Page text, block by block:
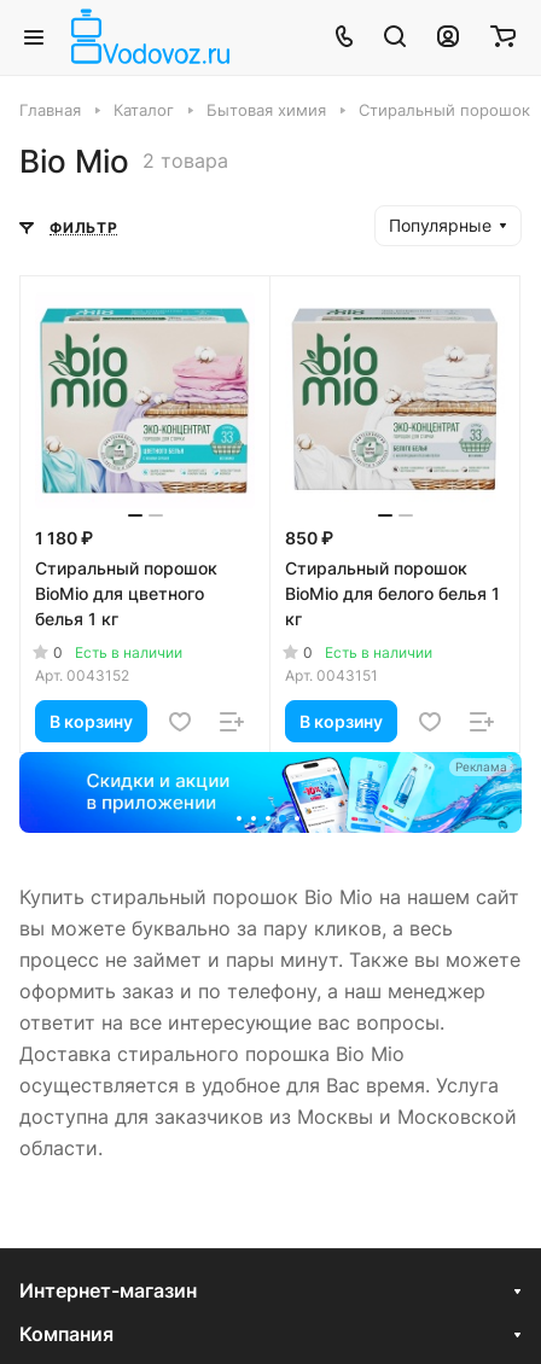
Главная Каталог Бытовая химия Стиральный порошок
Bio Mio 2 товара
ФИЛЬТР Популярные
1 180 ₽
Стиральный порошок
BioMio для цветного
белья 1 кг
0
Есть в наличии
Арт. 0043152
В корзину
Реклама
850 ₽
Стиральный порошок
BioMio для белого белья 1
кг
0
Есть в наличии
Арт. 0043151
В корзину
Купить стиральный порошок Bio Mio на нашем сайт
вы можете буквально за пару кликов, а весь
процесс не займет и пары минут. Также вы можете
оформить заказ и по телефону, а наш менеджер
ответит на все интересующие вас вопросы.
Доставка стирального порошка Bio Mio
осуществляется в удобное для Вас время. Услуга
доступна для заказчиков из Москвы и Московской
области.
Интернет-магазин
Компания